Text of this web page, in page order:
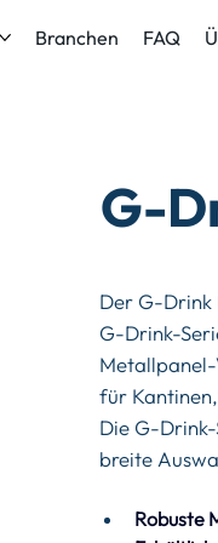
Branchen FAQ
G-
Der G-Drink
G-Drink-
Metallpanel-
für
Die G-
breite
Robuste